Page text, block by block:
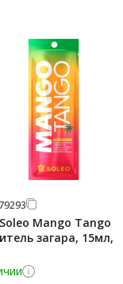
Mango Tango
загара, 15мл,